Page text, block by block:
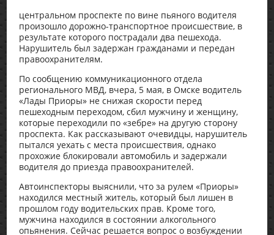
центральном проспекте по вине пьяного водителя
произошло дорожно-транспортное происшествие, в
результате которого пострадали два пешехода.
Нарушитель был задержан гражданами и передан
правоохранителям.
По сообщению коммуникационного отдела
регионального МВД, вчера, 5 мая, в Омске водитель
«Лады Приоры» не снижая скорости перед
пешеходным переходом, сбил мужчину и женщину,
которые переходили по «зебре» на другую сторону
проспекта. Как рассказывают очевидцы, нарушитель
пытался уехать с места происшествия, однако
прохожие блокировали автомобиль и задержали
водителя до приезда правоохранителей.
Автоинспекторы выяснили, что за рулем «Приоры»
находился местный житель, который был лишен в
прошлом году водительских прав. Кроме того,
мужчина находился в состоянии алкогольного
опьянения. Сейчас решается вопрос о возбуждении